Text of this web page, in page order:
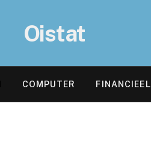
Oistat
COMPUTER FINANCIEEL